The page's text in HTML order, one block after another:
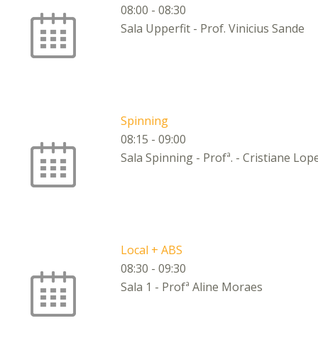
08:00 - 08:30
Sala Upperfit - Prof. Vinicius Sande
Spinning
08:15 - 09:00
Sala Spinning - Profª. - Cristiane
Local + ABS
08:30 - 09:30
Sala 1 - Profª Aline Moraes